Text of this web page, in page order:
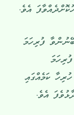
އެވެ.
ފުރިހަމަ
ކަމެއްގައި
އެވެ.